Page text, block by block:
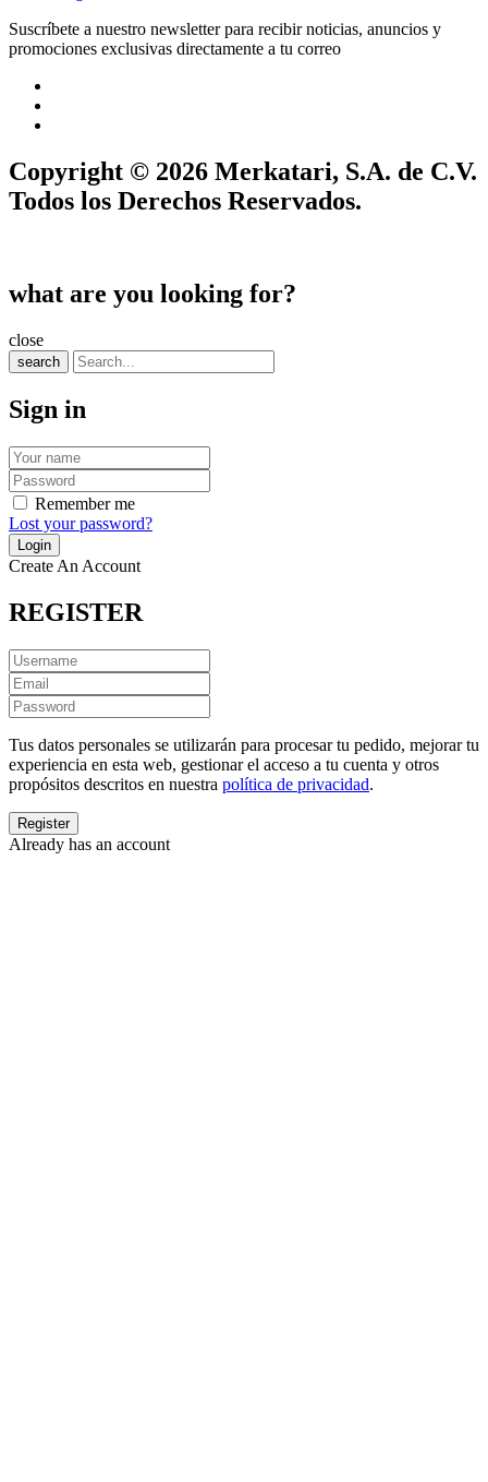
Suscríbete a nuestro newsletter para recibir noticias, anuncios y
promociones exclusivas directamente a tu correo
Copyright © 2026 Merkatari, S.A. de C.V.
Todos los Derechos Reservados.
what are you looking for?
close
search
Sign in
Remember me
Lost your password?
Create An Account
REGISTER
Tus datos personales se utilizarán para procesar tu pedido, mejorar tu
experiencia en esta web, gestionar el acceso a tu cuenta y otros
propósitos descritos en nuestra política de privacidad.
Already has an account